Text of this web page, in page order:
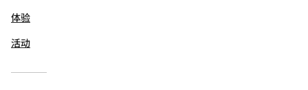
体验
活动